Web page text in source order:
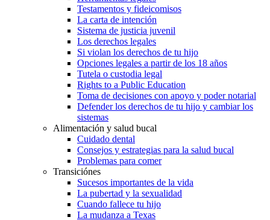
Testamentos y fideicomisos
La carta de intención
Sistema de justicia juvenil
Los derechos legales
Si violan los derechos de tu hijo
Opciones legales a partir de los 18 años
Tutela o custodia legal
Rights to a Public Education
Toma de decisiones con apoyo y poder notarial
Defender los derechos de tu hijo y cambiar los
sistemas
Alimentación y salud bucal
Cuidado dental
Consejos y estrategias para la salud bucal
Problemas para comer
Transiciónes
Sucesos importantes de la vida
La pubertad y la sexualidad
Cuando fallece tu hijo
La mudanza a Texas